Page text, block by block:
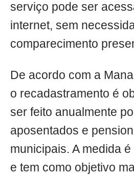
serviço pode ser
internet, sem
comparecimento
De acordo com a
o recadastramento é
ser feito anualmente
aposentados e
municipais. A medida
e tem como objetivo